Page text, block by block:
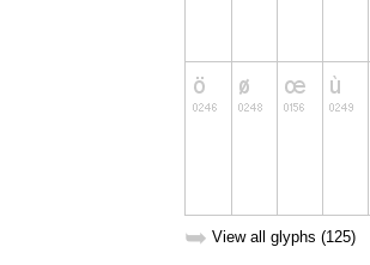
➥ View all glyphs (125)